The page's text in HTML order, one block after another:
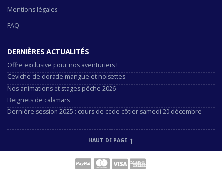
Mentions légales
FAQ
DERNIÈRES ACTUALITÉS
Offre exclusive pour nos aventuriers !
Ceviche de dorade mangue et noisettes
Nos animations et stages pêche 2026
Beignets de calamars
Dernière session 2025 : cours de code côtier samedi 20 décembre
HAUT DE PAGE